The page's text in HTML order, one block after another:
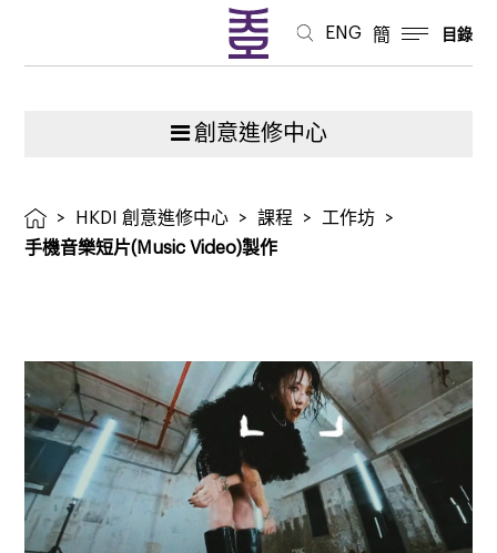
ENG 簡 目錄
創意進修中心
> HKDI 創意進修中心 > 課程 > 工作坊
>
手機音樂短片(Music Video)製作